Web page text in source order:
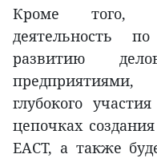
Кроме того,
деятельность
развитию
глубокого
цепочках
ЕАСТ, а также